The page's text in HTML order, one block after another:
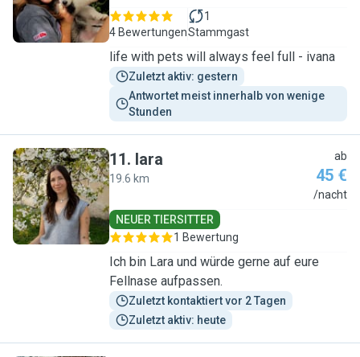
4 Bewertungen
1
Stammgast
life with pets will always feel full - ivana
Zuletzt aktiv: gestern
Antwortet meist innerhalb von wenige
Stunden
L
11. lara
19.6 km
ab
45 €
/nacht
NEUER TIERSITTER
1 Bewertung
Ich bin Lara und würde gerne auf eure
Fellnase aufpassen.
Zuletzt kontaktiert vor 2 Tagen
Zuletzt aktiv: heute